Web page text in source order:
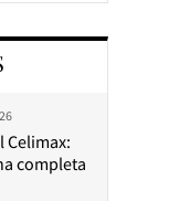
Celimax:
completa